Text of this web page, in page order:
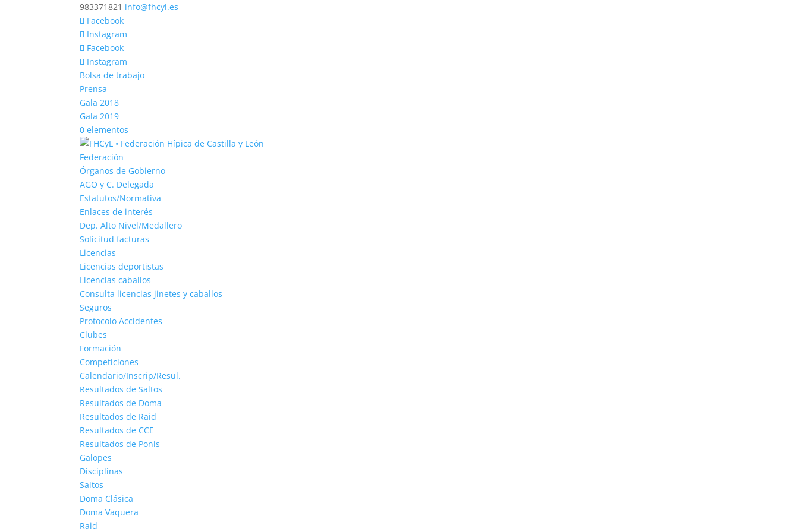
983371821 info@fhcyl.es
Facebook
Instagram
Facebook
Instagram
Bolsa de trabajo
Prensa
Gala 2018
Gala 2019
0 elementos
Federación
Órganos de Gobierno
AGO y C. Delegada
Estatutos/Normativa
Enlaces de interés
Dep. Alto Nivel/Medallero
Solicitud facturas
Licencias
Licencias deportistas
Licencias caballos
Consulta licencias jinetes y caballos
Seguros
Protocolo Accidentes
Clubes
Formación
Competiciones
Calendario/Inscrip/Resul.
Resultados de Saltos
Resultados de Doma
Resultados de Raid
Resultados de CCE
Resultados de Ponis
Galopes
Disciplinas
Saltos
Doma Clásica
Doma Vaquera
Raid